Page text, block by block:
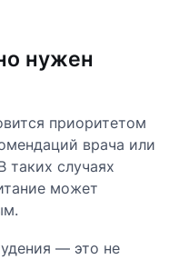
нужен
приоритетом
врача или
таких случаях
может
— это не